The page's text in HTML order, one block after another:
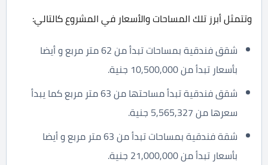
وتتمثل أبرز تلك المساحات والأسعار في المشروع كالتالي:
شقق فندقية بمساحات تبدأ من 62 متر مربع و أيضا
بأسعار تبدأ من 10,500,000 جنية.
شقق فندقية تبدأ مساحتها من 63 متر مربع كما يبدأ
سعرها من 5,565,327 جنية.
شقة فندقية بمساحات تبدأ من 63 متر مربع و أيضا
بأسعار تبدأ من 21,000,000 جنية.